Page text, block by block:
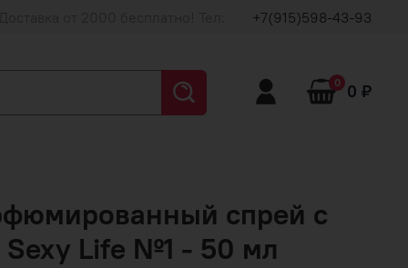
+7(915)598-43-93
0 0 ₽
спрей с
Life №1 - 50 мл